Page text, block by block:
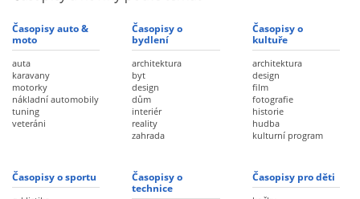
Časopisy auto &
moto
auta
karavany
motorky
nákladní automobily
tuning
veteráni
Časopisy o
bydlení
architektura
byt
design
dům
interiér
reality
zahrada
Časopisy o
kultuře
architektura
design
film
fotografie
historie
hudba
kulturní program
Časopisy o sportu
Časopisy o
technice
Časopisy pro děti